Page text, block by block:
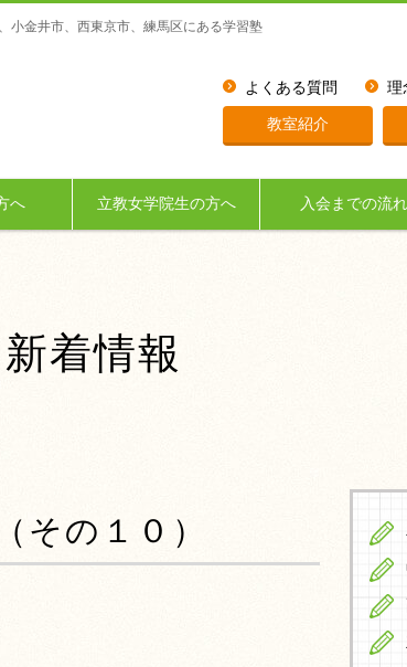
小金井市、西東京市、練馬区にある学習塾
よくある質問 理
教室紹介
へ 立教女学院生の方へ 入会までの流れ
新着情報
その１０）